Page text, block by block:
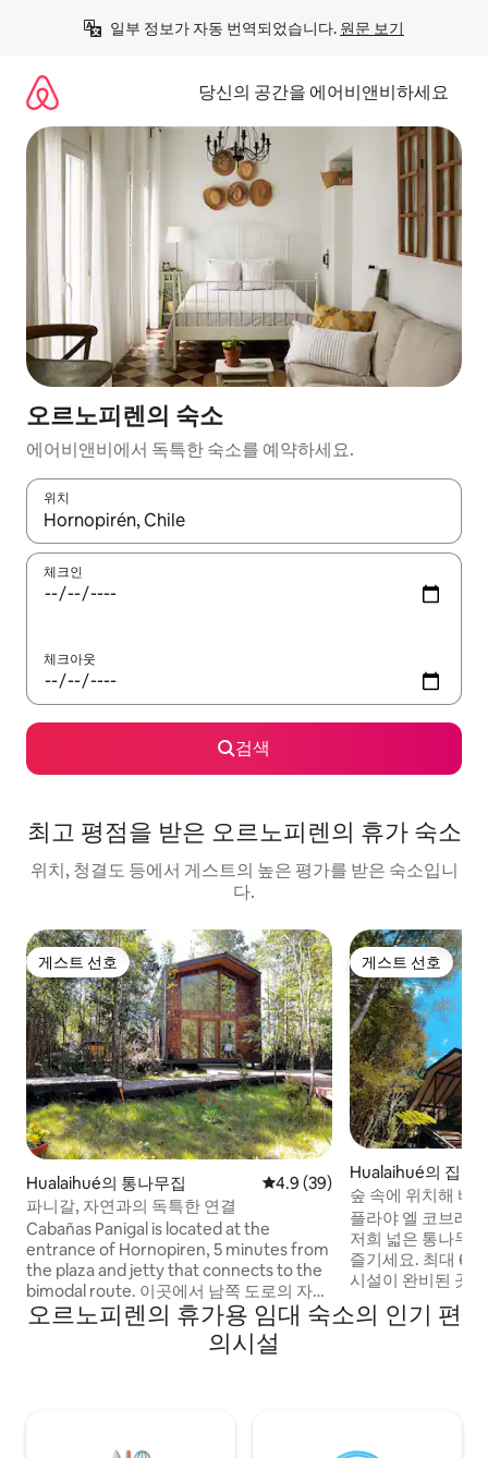
일부 정보가 자동 번역되었습니다. 원문 보기
당신의 공간을 에어비앤비하세요
오르노피렌의 숙소
에어비앤비에서 독특한 숙소를 예약하세요.
위치
결과가 나오면 위·아래 화살표 키를 사용하거나 터치 또는 스와이
체크인
체크아웃
검색
최고 평점을 받은 오르노피렌의 휴가 숙소
위치, 청결도 등에서 게스트의 높은 평가를 받은 숙소입니
다.
게스트 선호
게스트 선호
Hualaihué의 통나무집 평점 4.9점(5점 만점), 후기 39
4.9 (39)
파니갈, 자연과의 독특한 연결
Cabañas Panigal is located at the
entrance of Hornopiren, 5 minutes from
the plaza and jetty that connects to the
bimodal route. 이곳에서 남쪽 도로의 자연
과 독특한 기후의 가족처럼 휴식을 취하고
즐길 수 있습니다. 추가 서비스로 티나하, 꿀
판매 및 양봉장의 파생품을 판매합니다. 칠
게스트 선호
게스트 선호
Hualaihué의 집
숲 속에 위치해 바
다. 호르노피렌 지
플라야 엘 코브레
저희 넓은 통나무
즐기세요. 최대 6
시설이 완비된 곳
과 교감하고자 하
소입니다. 토종 숲
에 안성맞춤입니다.
오르노피렌의 휴가용 임대 숙소의 인기 편
의시설